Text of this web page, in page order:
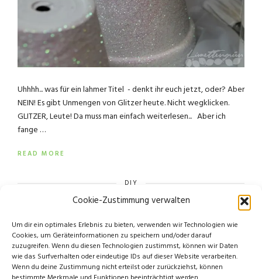
Cookie-Zustimmung verwalten
Um dir ein optimales Erlebnis zu bieten, verwenden wir Technologien wie
Cookies, um Geräteinformationen zu speichern und/oder darauf
zuzugreifen. Wenn du diesen Technologien zustimmst, können wir Daten
wie das Surfverhalten oder eindeutige IDs auf dieser Website verarbeiten.
Wenn du deine Zustimmung nicht erteilst oder zurückziehst, können
Uhhhh... was für ein lahmer Titel - denkt ihr euch jetzt, oder? Aber
NEIN! Es gibt Unmengen von Glitzer heute. Nicht wegklicken.
GLITZER, Leute! Da muss man einfach weiterlesen... Aber ich
fange …
READ MORE
DIY